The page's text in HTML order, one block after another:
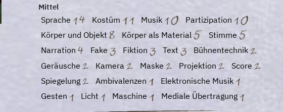
Mittel
Sprache Kostüm Musik
Partizipation
Körper und Objekt
Körper als Material
Stimme
Narration
Fake Fiktion Text
Bühnentechnik
Geräusche
Kamera Maske Projektion
Score
Spiegelung
Ambivalenzen
Elektronische Musik
Gesten
Licht Maschine Mediale Übertragung